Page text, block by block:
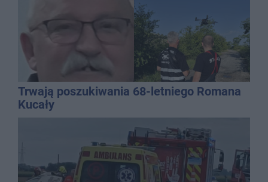
Trwają poszukiwania 68-letniego Romana
Kucały